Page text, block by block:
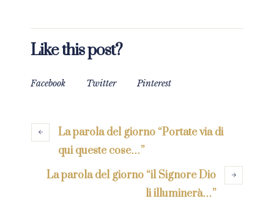
Like this post?
Facebook Twitter Pinterest
La parola del giorno “Portate via di
qui queste cose…”
La parola del giorno “il Signore Dio
li illuminerà…”